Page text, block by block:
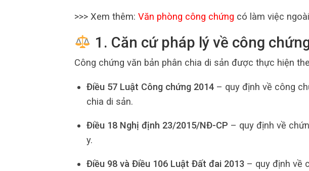
>>> Xem thêm: Văn phòng công chứng có làm việc
1. Căn cứ pháp lý về công
Công chứng văn bản phân chia di sản được thực hiện
Điều 57 Luật Công chứng 2014– quy định về công
chia di sản.
Điều 18 Nghị định 23/2015/NĐ-CP – quy định về
y.
Điều 98 và Điều 106 Luật Đất đai 2013– quy định về